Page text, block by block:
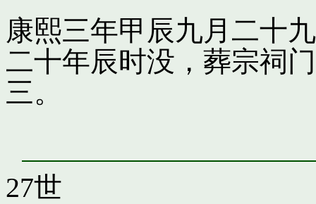
康熙三年甲辰九月二十
二十年辰时没，葬宗祠
三。
27世